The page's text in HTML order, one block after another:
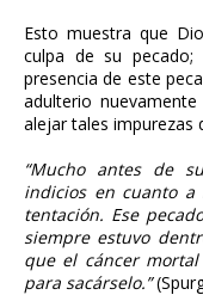
Esto muestra que
culpa de su
presencia de este
adulterio
alejar tales impurezas
“Mucho antes de
indicios en cuanto
tentación. Ese
siempre estuvo
que el cáncer
para sacárselo.”